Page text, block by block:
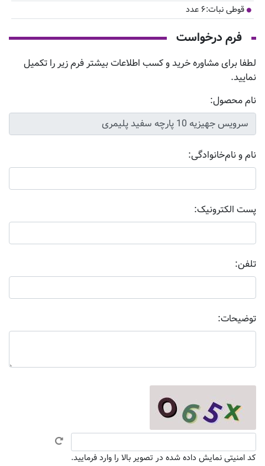
قوطی نبات:۶ عدد
فرم درخواست
لطفا برای مشاوره خرید و کسب اطلاعات بیشتر فرم زیر را تکمیل
نمایید.
نام محصول:
نام و نام‌خانوادگی:
پست الکترونیک:
تلفن:
توضیحات:
کد امنیتی نمایش داده شده در تصویر بالا را وارد فرمایید.